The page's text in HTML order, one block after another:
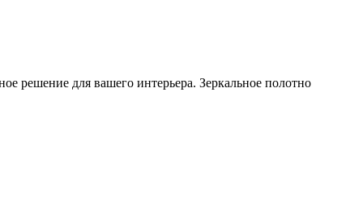
для вашего интерьера. Зеркальное полотно